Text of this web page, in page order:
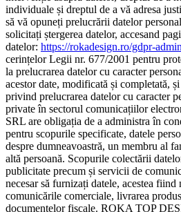
individuale și dreptul de a vă adresa
să vă opuneți prelucrării datelor
solicitați ștergerea datelor, accesand
datelor: https://rokadesign.ro/gdpr-
cerințelor Legii nr. 677/2001 pentru
la prelucrarea datelor cu caracter
acestor date, modificată și completată,
privind prelucrarea datelor cu caracter
private în sectorul comunicațiilor
SRL are obligația de a administra în
pentru scopurile specificate, datele
despre dumneavoastră, un membru al
altă persoană. Scopurile colectării
publicitate precum și servicii de
necesar să furnizați datele, acestea fiind
comunicările comerciale, livrarea
documentelor fiscale. ROKA TOP